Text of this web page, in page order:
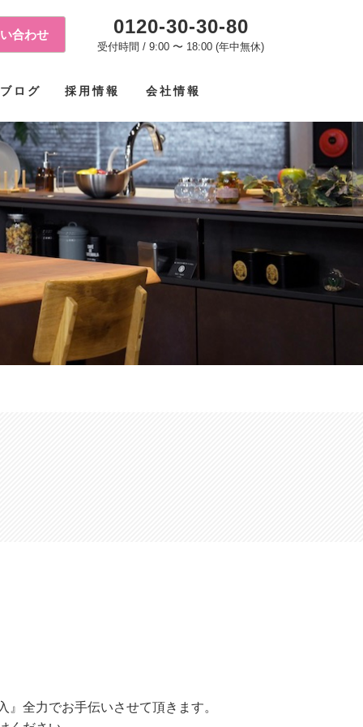
合わせ 0120-30-30-80
受付時間 / 9:00 〜 18:00 (年中無休)
ログ 採用情報 会社情報
』全力でお手伝いさせて頂きます。